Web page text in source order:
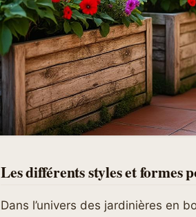
Les différents styles et formes
Dans l’univers des jardinières en